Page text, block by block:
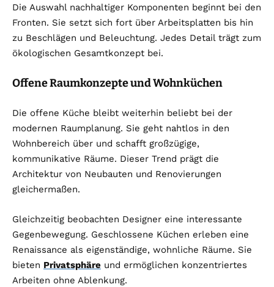
Die Auswahl nachhaltiger Komponenten beginnt bei den
Fronten. Sie setzt sich fort über Arbeitsplatten bis hin
zu Beschlägen und Beleuchtung. Jedes Detail trägt zum
ökologischen Gesamtkonzept bei.
Offene Raumkonzepte und Wohnküchen
Die offene Küche bleibt weiterhin beliebt bei der
modernen Raumplanung. Sie geht nahtlos in den
Wohnbereich über und schafft großzügige,
kommunikative Räume. Dieser Trend prägt die
Architektur von Neubauten und Renovierungen
gleichermaßen.
Gleichzeitig beobachten Designer eine interessante
Gegenbewegung. Geschlossene Küchen erleben eine
Renaissance als eigenständige, wohnliche Räume. Sie
bieten Privatsphäre und ermöglichen konzentriertes
Arbeiten ohne Ablenkung.